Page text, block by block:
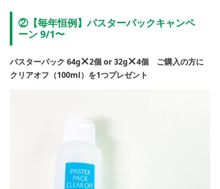
②【毎年恒例】パスターパックキャンペ
ーン 9/1〜
パスターパック 64g 2個 or 32g
4個 ご購入の方に
クリアオフ（100ml）を1つプレゼント